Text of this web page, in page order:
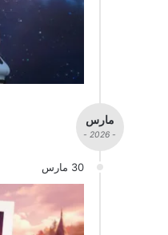
مارس
- 2026 -
30 مارس